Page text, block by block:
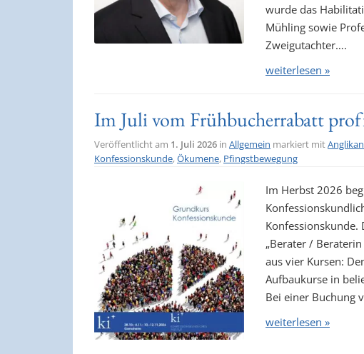
wurde das
Mühling sowie
Zweigutachter….
weiterlesen »
Im Juli vom Frühbucherrabatt
Veröffentlicht am 1. Juli 2026 in Allgemein markiert mit
Konfessionskunde,Ökumene, Pfingstbewegung
Im Herbst 2026
Konfessionskunde.
„Berater /
aus vier Kursen:
Aufbaukurse in
Bei einer Buchung
weiterlesen »